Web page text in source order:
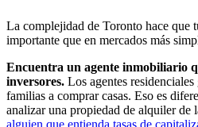
La complejidad de Toronto hace que
importante que en mercados más
Encuentra un agente inmobiliario
inversores. Los agentes
familias a comprar casas. Eso es
analizar una propiedad de alquiler de
alguien que entienda tasas de